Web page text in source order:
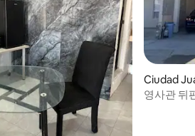
Ciudad
영사관 뒤